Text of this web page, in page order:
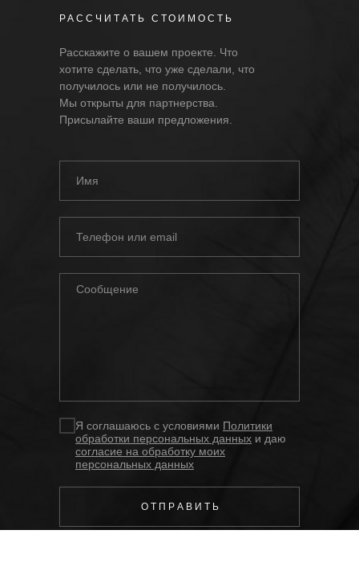
РАССЧИТАТЬ СТОИМОСТЬ
Расскажите о вашем проекте. Что
хотите сделать, что уже сделали, что
получилось или не получилось.
Мы открыты для партнерства.
Присылайте ваши предложения.
Я соглашаюсь с условиями Политики
обработки персональных данных и даю
согласие на обработку моих
персональных данных
О Т П Р А В И Т Ь